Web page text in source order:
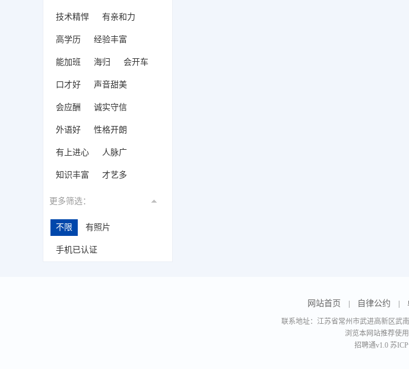
技术精悍 有亲和力
高学历 经验丰富
能加班 海归 会开车
口才好 声音甜美
会应酬 诚实守信
外语好 性格开朗
有上进心 人脉广
知识丰富 才艺多
更多筛选：
不限 有照片
手机已认证
网站首页 自律公约
联系地址：江苏省常州市武进高新区武
浏览本网站推荐使用
招聘通v1.0 苏